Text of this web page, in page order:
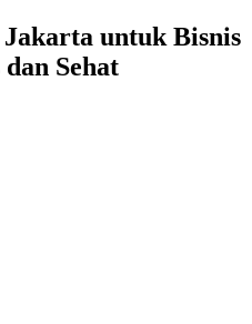
untuk Bisnis
Sehat